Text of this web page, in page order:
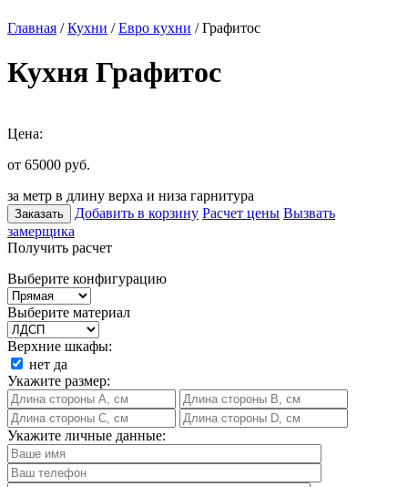
Главная /Кухни /Евро кухни / Графитос
Кухня Графитос
Цена:
от 65000 руб.
за метр в длину верха и низа гарнитура
Заказать Добавить в корзину Расчет цены Вызвать
замерщика
Получить расчет
Выберите конфигурацию
Выберите материал
Верхние шкафы:
нет да
Укажите размер:
Укажите личные данные: